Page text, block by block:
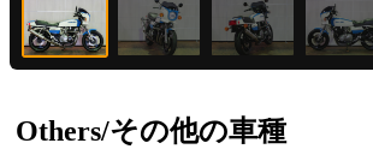
Others/その他の車種